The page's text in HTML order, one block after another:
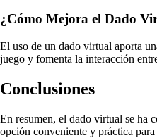
¿Cómo Mejora el Dado
El uso de un dado virtual aporta
juego y fomenta la interacción
Conclusiones
En resumen, el dado virtual se ha
opción conveniente y práctica